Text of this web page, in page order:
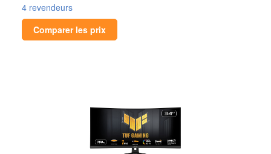
4 revendeurs
Comparer les prix